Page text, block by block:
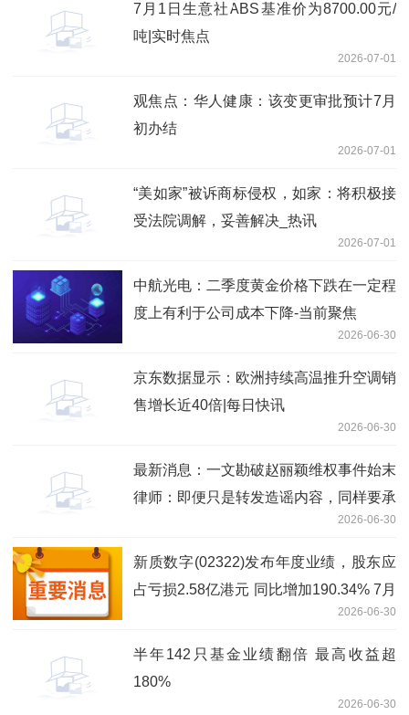
7月1日生意社ABS基准价为8700.00元/
吨|实时焦点
2026-07-01
观焦点：华人健康：该变更审批预计7月
初办结
2026-07-01
“美如家”被诉商标侵权，如家：将积极接
受法院调解，妥善解决_热讯
2026-07-01
中航光电：二季度黄金价格下跌在一定程
度上有利于公司成本下降-当前聚焦
2026-06-30
京东数据显示：欧洲持续高温推升空调销
售增长近40倍|每日快讯
2026-06-30
最新消息：一文勘破赵丽颖维权事件始末
律师：即便只是转发造谣内容，同样要承
2026-06-30
新质数字(02322)发布年度业绩，股东应
占亏损2.58亿港元 同比增加190.34% 7月
2026-06-30
半年142只基金业绩翻倍 最高收益超
180%
2026-06-30